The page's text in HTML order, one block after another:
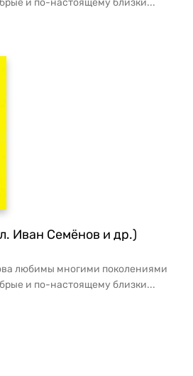
и по-настоящему близки...
Иван Семёнов и др.)
любимы многими поколениями
и по-настоящему близки...